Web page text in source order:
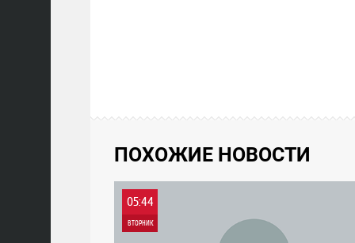
ПОХОЖИЕ НОВОСТИ
05:44
ВТОРНИК